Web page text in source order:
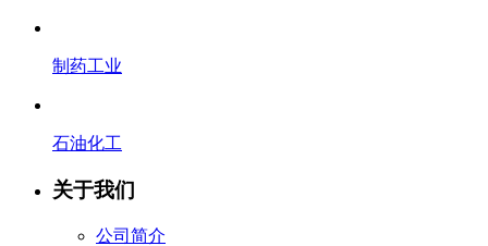
制药工业
石油化工
关于我们
公司简介